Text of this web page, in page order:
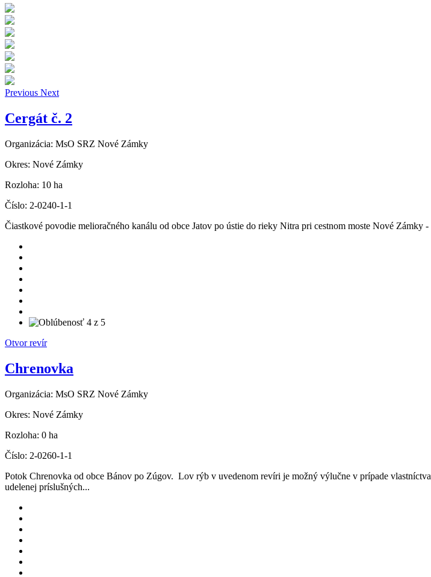
Previous Next
Cergát č. 2
Organizácia: MsO SRZ Nové Zámky
Okres: Nové Zámky
Rozloha: 10 ha
Číslo: 2-0240-1-1
Čiastkové povodie melioračného kanálu od obce Jatov po ústie do rieky Nitra pri cestnom moste Nové Zámky
Otvor revír
Chrenovka
Organizácia: MsO SRZ Nové Zámky
Okres: Nové Zámky
Rozloha: 0 ha
Číslo: 2-0260-1-1
Potok Chrenovka od obce Bánov po Zúgov. Lov rýb v uvedenom revíri je možný výlučne v prípade
udelenej príslušných...